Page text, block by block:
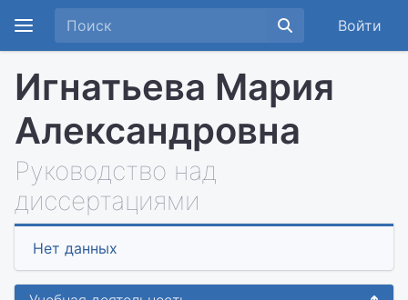
Войти
Игнатьева Мария
Александровна
Руководство над
диссертациями
Нет данных